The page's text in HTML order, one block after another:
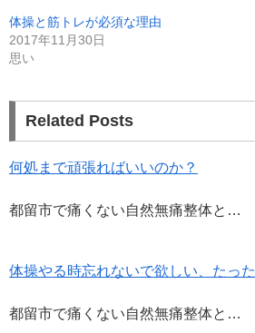
新
し
い
ウ
で
開
き
す
ッ
ク
し
て
(
新
し
ウ
ン
ド
開
き
体操と筋トレが必須な理由
2017年11月30日
思い
Related Posts
何処まで頑張ればいいのか？
都留市で痛くない自然無痛整体と…
体操やる時忘れないで欲しい、たっ
都留市で痛くない自然無痛整体と…